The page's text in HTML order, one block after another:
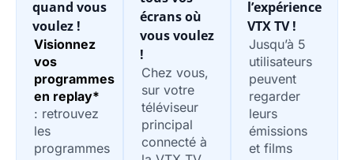
quand vous
voulez !
Visionnez
vos
programmes
en replay*
: retrouvez
les
programmes
écrans où
vous voulez
!
Chez vous,
sur votre
téléviseur
principal
connecté à
l’expérience
VTX TV !
Jusqu’à 5
utilisateurs
peuvent
regarder
leurs
émissions
et films